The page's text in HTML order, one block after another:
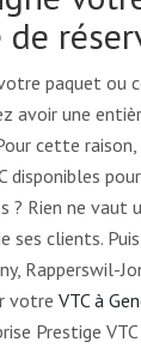
paquet ou
avoir une
cette
disponibles
? Rien ne vaut
ses clients.
Rapperswil-
votre VTC à
Prestige